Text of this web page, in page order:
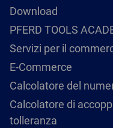
Download
PFERD TOOLS
Servizi per il
E-Commerce
Calcolatore del
Calcolatore di
tolleranza